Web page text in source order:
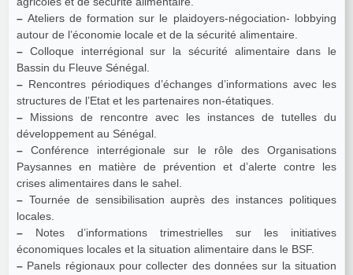
– Ateliers de formation sur le plaidoyers-négociation- lobbying
autour de l’économie locale et de la sécurité alimentaire.
– Colloque interrégional sur la sécurité alimentaire dans le
Bassin du Fleuve Sénégal.
– Rencontres périodiques d’échanges d’informations avec les
structures de l’Etat et les partenaires non-étatiques.
– Missions de rencontre avec les instances de tutelles du
développement au Sénégal.
– Conférence interrégionale sur le rôle des Organisations
Paysannes en matière de prévention et d’alerte contre les
crises alimentaires dans le sahel.
– Tournée de sensibilisation auprès des instances politiques
locales.
– Notes d’informations trimestrielles sur les initiatives
économiques locales et la situation alimentaire dans le BSF.
– Panels régionaux pour collecter des données sur la situation